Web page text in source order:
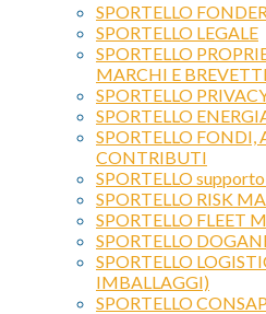
SPORTELLO
SPORTELLO LEGALE
SPORTELLO
MARCHI E BREVETTI
SPORTELLO
SPORTELLO
SPORTELLO
CONTRIBUTI
SPORTELLO
SPORTELLO RISK
SPORTELLO FLEET
SPORTELLO
SPORTELLO
IMBALLAGGI)
SPORTELLO